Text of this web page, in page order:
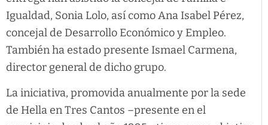
Igualdad, Sonia Lolo, así como Ana Isabel Pérez,
concejal de Desarrollo Económico y Empleo.
También ha estado presente Ismael Carmena,
director general de dicho grupo.
La iniciativa, promovida anualmente por la sede
de Hella en Tres Cantos –presente en el